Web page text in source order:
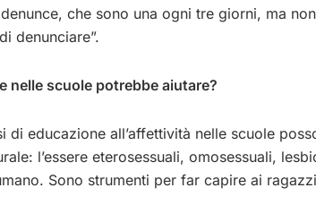
che sono una ogni tre giorni, ma
denunciare”.
nelle scuole potrebbe aiutare?
di educazione all’affettività nelle scuole
l’essere eterosessuali, omosessuali,
Sono strumenti per far capire ai